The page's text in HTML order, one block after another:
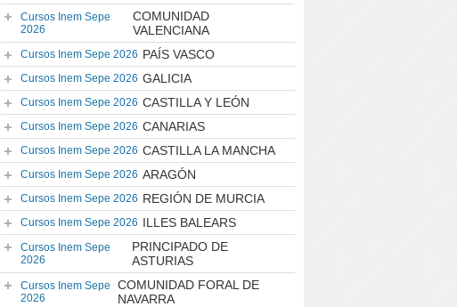
Cursos Inem Sepe
2026
COMUNIDAD
VALENCIANA
Cursos Inem Sepe 2026 PAÍS VASCO
Cursos Inem Sepe 2026 GALICIA
Cursos Inem Sepe 2026 CASTILLA Y LEÓN
Cursos Inem Sepe 2026 CANARIAS
Cursos Inem Sepe 2026 CASTILLA LA MANCHA
Cursos Inem Sepe 2026 ARAGÓN
Cursos Inem Sepe 2026 REGIÓN DE MURCIA
Cursos Inem Sepe 2026 ILLES BALEARS
Cursos Inem Sepe
2026
PRINCIPADO DE
ASTURIAS
Cursos Inem Sepe
2026
COMUNIDAD FORAL DE
NAVARRA